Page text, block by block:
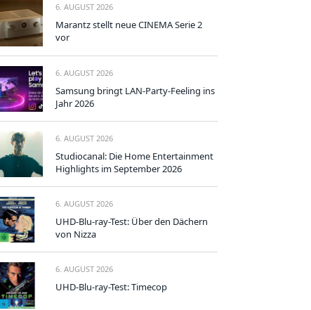
6. AUGUST 2026
Marantz stellt neue CINEMA Serie 2
vor
6. AUGUST 2026
Samsung bringt LAN-Party-Feeling ins
Jahr 2026
6. AUGUST 2026
Studiocanal: Die Home Entertainment
Highlights im September 2026
6. AUGUST 2026
UHD-Blu-ray-Test: Über den Dächern
von Nizza
6. AUGUST 2026
UHD-Blu-ray-Test: Timecop